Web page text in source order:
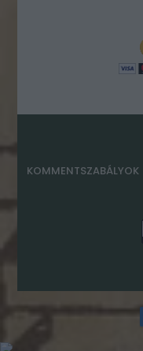
KOMMENTSZABÁLYOK